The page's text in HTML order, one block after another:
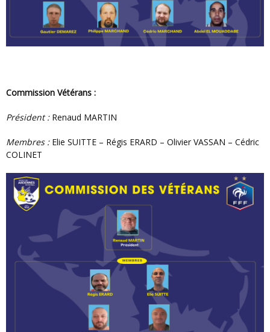
Commission Vétérans :
Président :Renaud MARTIN
Membres :Elie SUITTE – Régis ERARD – Olivier VASSAN – Cédric
COLINET